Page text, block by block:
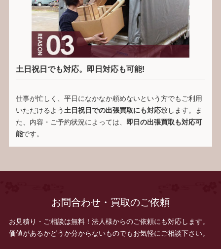
土日祝日でも対応。即日対応も可能!
仕事が忙しく、平日になかなか頼めないという方でもご利用
いただけるよう土日祝日での出張買取にも対応致します。ま
た、内容・ご予約状況によっては、 即日の出張買取も対応可
能です。
お問合わせ・買取のご依頼
お見積り・ご相談は無料！法人様からのご依頼にも対応します。
価値があるかどうか分からないものでもお気軽にご相談下さい。